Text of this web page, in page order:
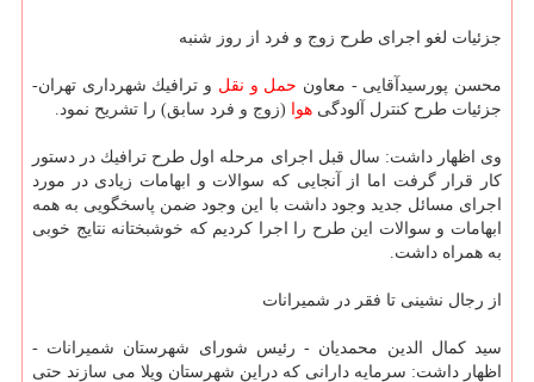
جزئیات لغو اجرای طرح زوج و فرد از روز شنبه
محسن پورسیدآقایی - معاون حمل و نقل و ترافیك شهرداری تهران-
جزئیات طرح كنترل آلودگی هوا (زوج و فرد سابق) را تشریح نمود.
وی اظهار داشت: سال قبل اجرای مرحله اول طرح ترافیك در دستور
كار قرار گرفت اما از آنجایی كه سوالات و ابهامات زیادی در مورد
اجرای مسائل جدید وجود داشت با این وجود ضمن پاسخگویی به همه
ابهامات و سوالات این طرح را اجرا كردیم كه خوشبختانه نتایج خوبی
به همراه داشت.
از رجال نشینی تا فقر در شمیرانات
سید كمال الدین محمدیان - رئیس شورای شهرستان شمیرانات -
اظهار داشت: سرمایه دارانی كه دراین شهرستان ویلا می سازند حتی